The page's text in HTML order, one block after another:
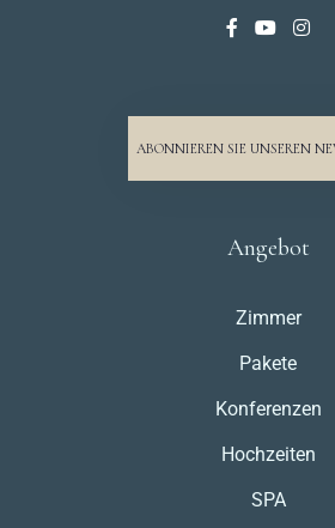
ABONNIEREN SIE UNSEREN
Angebot
Zimmer
Pakete
Konferenzen
Hochzeiten
SPA